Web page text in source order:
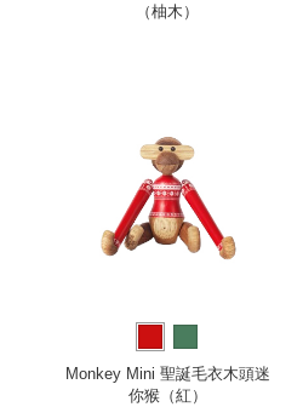
（柚木）
Monkey Mini 聖誕毛衣木頭迷
你猴（紅）